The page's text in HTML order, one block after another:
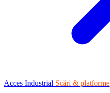
Acces Industrial Scări & platforme